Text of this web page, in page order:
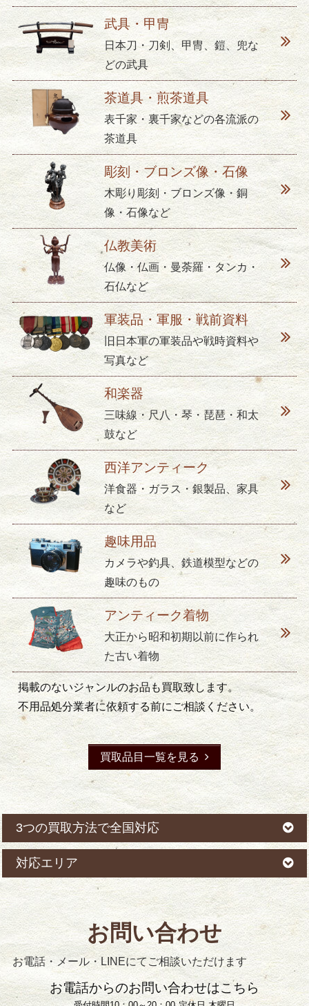
武具・甲冑
日本刀・刀剣、甲冑、鎧、兜な
どの武具
茶道具・煎茶道具
表千家・裏千家などの各流派の
茶道具
彫刻・ブロンズ像・石像
木彫り彫刻・ブロンズ像・銅
像・石像など
仏教美術
仏像・仏画・曼荼羅・タンカ・
石仏など
軍装品・軍服・戦前資料
旧日本軍の軍装品や戦時資料や
写真など
和楽器
三味線・尺八・琴・琵琶・和太
鼓など
西洋アンティーク
洋食器・ガラス・銀製品、家具
など
趣味用品
カメラや釣具、鉄道模型などの
趣味のもの
アンティーク着物
大正から昭和初期以前に作られ
た古い着物
掲載のないジャンルのお品も買取致します。
不用品処分業者に依頼する前にご相談ください。
買取品目一覧を見る
3つの買取方法で全国対応
対応エリア
お問い合わせ
お電話・メール・LINEにてご相談いただけます
お電話からのお問い合わせはこちら